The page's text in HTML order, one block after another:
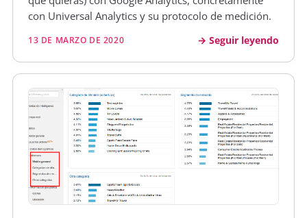
con Universal Analytics y su protocolo de medición.
13 DE MARZO DE 2020 Seguir leyendo